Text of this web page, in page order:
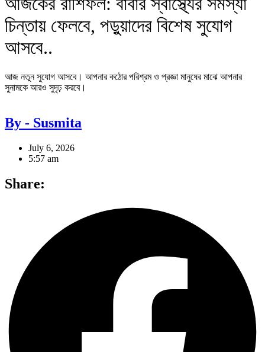
চিন্তায় ফেলবে, পড়ুয়াদের বিশেষ সুযোগ
আসবে..
আজ নতুন সুযোগ আসবে। আপনার কঠোর পরিশ্রম ও প্রজ্ঞা মানুষের মাঝে আপনার
সুনামকে আরও সুদৃঢ় করবে।
By - Susmita
July 6, 2026
5:57 am
Share: